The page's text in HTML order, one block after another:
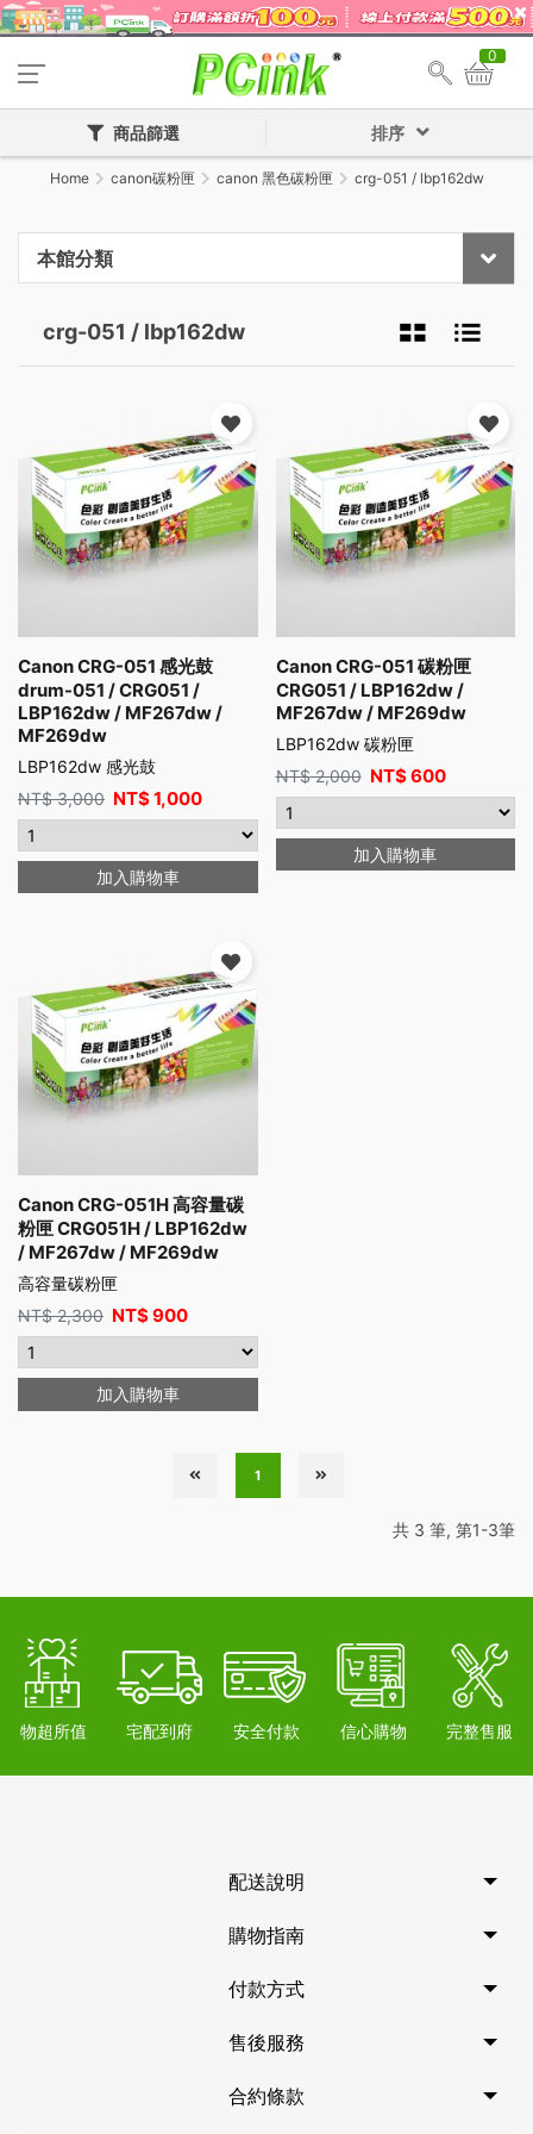
0
商品篩選 排序
Home canon碳粉匣 canon 黑色碳粉匣 crg-051 / lbp162dw
本館分類
crg-051 / lbp162dw
Canon CRG-051 感光鼓
drum-051 / CRG051 /
LBP162dw / MF267dw /
MF269dw
LBP162dw 感光鼓
NT$3,000 NT$1,000
加入購物車
Canon CRG-051 碳粉匣
CRG051 / LBP162dw /
MF267dw / MF269dw
LBP162dw 碳粉匣
NT$2,000 NT$600
加入購物車
Canon CRG-051H 高容量碳
粉匣 CRG051H / LBP162dw
/ MF267dw / MF269dw
高容量碳粉匣
NT$2,300 NT$900
加入購物車
1
共 3 筆, 第1-3筆
物超所值 宅配到府 安全付款 信心購物 完整售服
配送說明
購物指南
付款方式
售後服務
合約條款